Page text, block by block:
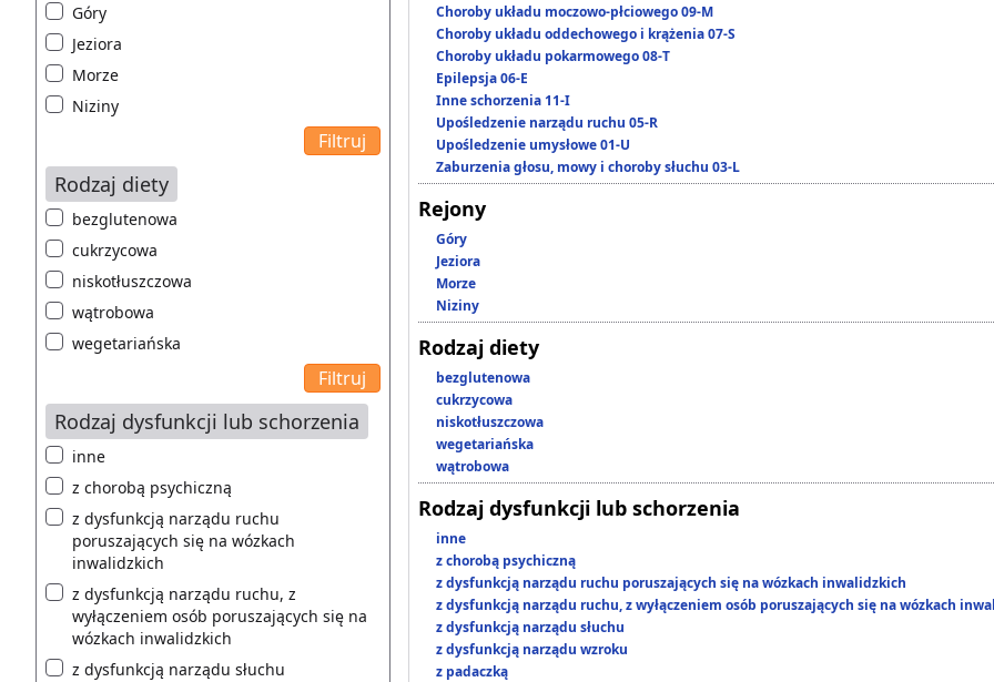
Góry
Jeziora
Morze
Niziny
Rodzaj diety
bezglutenowa
cukrzycowa
niskotłuszczowa
wątrobowa
wegetariańska
Rodzaj dysfunkcji lub schorzenia
inne
z chorobą psychiczną
z dysfunkcją narządu ruchu
poruszających się na wózkach
inwalidzkich
z dysfunkcją narządu ruchu, z
wyłączeniem osób poruszających się na
wózkach inwalidzkich
z dysfunkcją narządu słuchu
Choroby układu moczowo-płciowego 09-M
Choroby układu oddechowego i krążenia 07-S
Choroby układu pokarmowego 08-T
Epilepsja 06-E
Inne schorzenia 11-I
Upośledzenie narządu ruchu 05-R
Upośledzenie umysłowe 01-U
Zaburzenia głosu, mowy i choroby słuchu 03-L
Rejony
Góry
Jeziora
Morze
Niziny
Rodzaj diety
bezglutenowa
cukrzycowa
niskotłuszczowa
wegetariańska
wątrobowa
Rodzaj dysfunkcji lub schorzenia
inne
z chorobą psychiczną
z dysfunkcją narządu ruchu poruszających się na wózkach inwalidzkich
z dysfunkcją narządu ruchu, z wyłączeniem osób poruszających się na wózkach
z dysfunkcją narządu słuchu
z dysfunkcją narządu wzroku
z padaczką